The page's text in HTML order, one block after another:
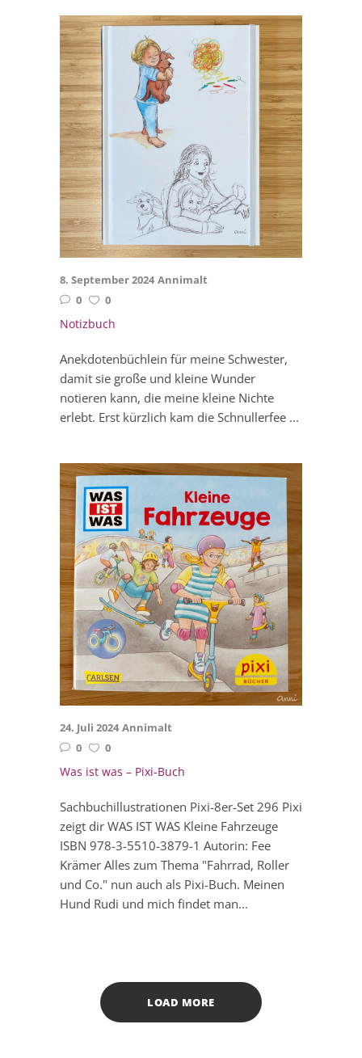
8. September 2024 Annimalt
0
0
Notizbuch
Anekdotenbüchlein für meine Schwester,
damit sie große und kleine Wunder
notieren kann, die meine kleine Nichte
erlebt. Erst kürzlich kam die Schnullerfee ...
24. Juli 2024 Annimalt
0
0
Was ist was – Pixi-Buch
Sachbuchillustrationen Pixi-8er-Set 296 Pixi
zeigt dir WAS IST WAS Kleine Fahrzeuge
ISBN 978-3-5510-3879-1 Autorin: Fee
Krämer Alles zum Thema "Fahrrad, Roller
und Co." nun auch als Pixi-Buch. Meinen
Hund Rudi und mich findet man...
LOAD MORE